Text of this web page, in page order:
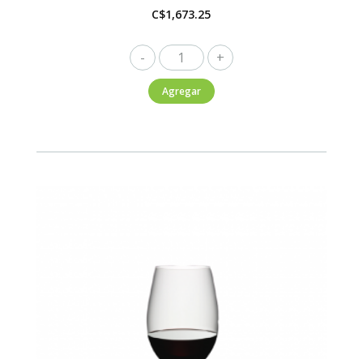
C$1,673.25
Riedel
Decantador
Manzana
Agregar